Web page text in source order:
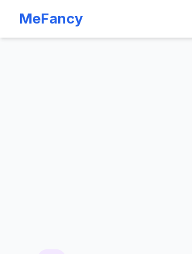
MeFancy